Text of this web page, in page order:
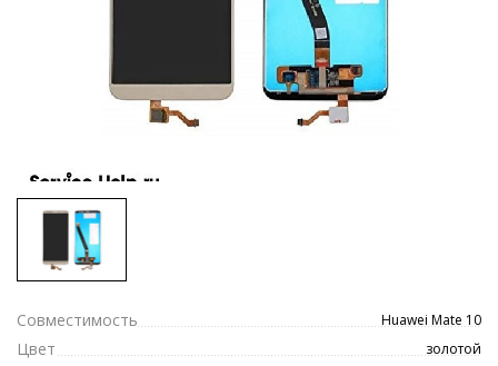
Совместимость Huawei Mate 10
Цвет золотой